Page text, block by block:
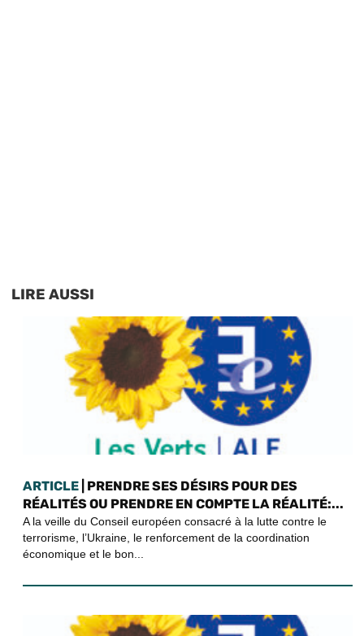
LIRE AUSSI
ARTICLE | PRENDRE SES DÉSIRS POUR DES
RÉALITÉS OU PRENDRE EN COMPTE LA RÉALITÉ:...
A la veille du Conseil européen consacré à la lutte contre le
terrorisme, l’Ukraine, le renforcement de la coordination
économique et le bon...